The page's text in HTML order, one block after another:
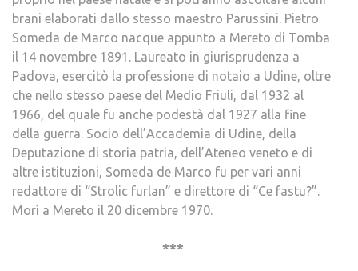
brani elaborati dallo stesso maestro Parussini. Pietro
Someda de Marco nacque appunto a Mereto di Tomba
il 14 novembre 1891. Laureato in giurisprudenza a
Padova, esercitò la professione di notaio a Udine, oltre
che nello stesso paese del Medio Friuli, dal 1932 al
1966, del quale fu anche podestà dal 1927 alla fine
della guerra. Socio dell’Accademia di Udine, della
Deputazione di storia patria, dell’Ateneo veneto e di
altre istituzioni, Someda de Marco fu per vari anni
redattore di “Strolic furlan” e direttore di “Ce fastu?”.
Morì a Mereto il 20 dicembre 1970.
***